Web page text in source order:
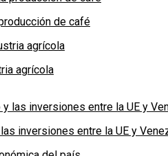
de café
agrícola
inversiones entre la UE y